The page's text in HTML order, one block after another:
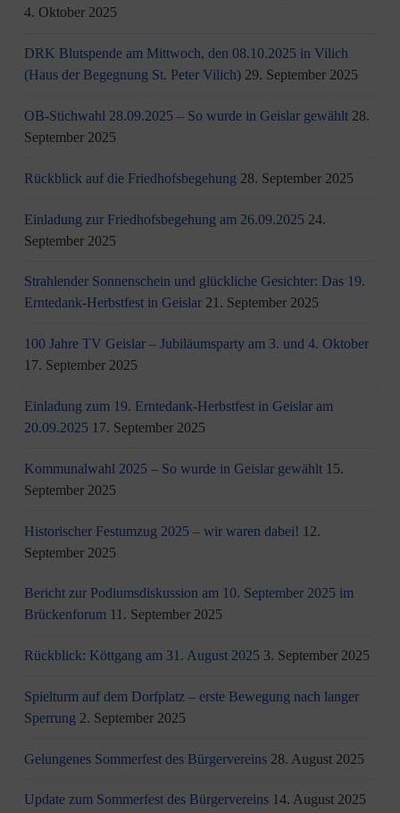
4. Oktober 2025
DRK Blutspende am Mittwoch, den 08.10.2025 in Vilich
(Haus der Begegnung St. Peter Vilich) 29. September 2025
OB-Stichwahl 28.09.2025 – So wurde in Geislar gewählt 28.
September 2025
Rückblick auf die Friedhofsbegehung 28. September 2025
Einladung zur Friedhofsbegehung am 26.09.2025 24.
September 2025
Strahlender Sonnenschein und glückliche Gesichter: Das 19.
Erntedank-Herbstfest in Geislar 21. September 2025
100 Jahre TV Geislar – Jubiläumsparty am 3. und 4. Oktober
17. September 2025
Einladung zum 19. Erntedank-Herbstfest in Geislar am
20.09.2025 17. September 2025
Kommunalwahl 2025 – So wurde in Geislar gewählt 15.
September 2025
Historischer Festumzug 2025 – wir waren dabei! 12.
September 2025
Bericht zur Podiumsdiskussion am 10. September 2025 im
Brückenforum 11. September 2025
Rückblick: Köttgang am 31. August 2025 3. September 2025
Spielturm auf dem Dorfplatz – erste Bewegung nach langer
Sperrung 2. September 2025
Gelungenes Sommerfest des Bürgervereins 28. August 2025
Update zum Sommerfest des Bürgervereins 14. August 2025